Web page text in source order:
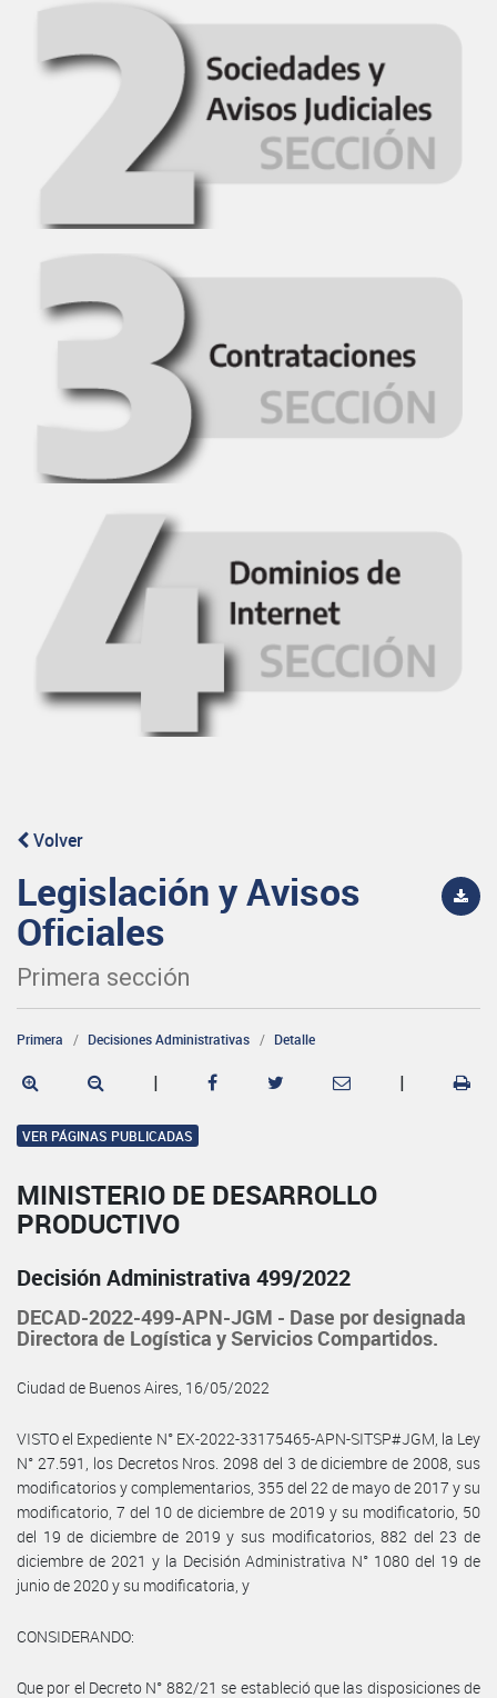
Volver
Legislación y Avisos
Oficiales
Primera sección
Primera Decisiones Administrativas Detalle
| |
VER PÁGINAS PUBLICADAS
MINISTERIO DE DESARROLLO
PRODUCTIVO
Decisión Administrativa 499/2022
DECAD-2022-499-APN-JGM - Dase por designada
Directora de Logística y Servicios Compartidos.
Ciudad de Buenos Aires, 16/05/2022
VISTO el Expediente N° EX-2022-33175465-APN-SITSP#JGM, la Ley
N° 27.591, los Decretos Nros. 2098 del 3 de diciembre de 2008, sus
modificatorios y complementarios, 355 del 22 de mayo de 2017 y su
modificatorio, 7 del 10 de diciembre de 2019 y su modificatorio, 50
del 19 de diciembre de 2019 y sus modificatorios, 882 del 23 de
diciembre de 2021 y la Decisión Administrativa N° 1080 del 19 de
junio de 2020 y su modificatoria, y
CONSIDERANDO:
Que por el Decreto N° 882/21 se estableció que las disposiciones de